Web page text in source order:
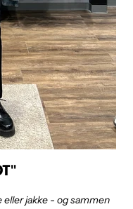
jakke - og sammen